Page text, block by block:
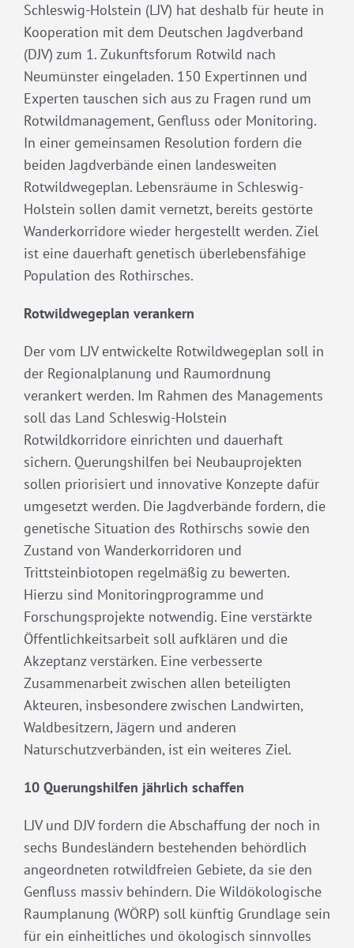
Schleswig-Holstein (LJV) hat deshalb für heute in
Kooperation mit dem Deutschen Jagdverband
(DJV) zum 1. Zukunftsforum Rotwild nach
Neumünster eingeladen. 150 Expertinnen und
Experten tauschen sich aus zu Fragen rund um
Rotwildmanagement, Genfluss oder Monitoring.
In einer gemeinsamen Resolution fordern die
beiden Jagdverbände einen landesweiten
Rotwildwegeplan. Lebensräume in Schleswig-
Holstein sollen damit vernetzt, bereits gestörte
Wanderkorridore wieder hergestellt werden. Ziel
ist eine dauerhaft genetisch überlebensfähige
Population des Rothirsches.
Rotwildwegeplan verankern
Der vom LJV entwickelte Rotwildwegeplan soll in
der Regionalplanung und Raumordnung
verankert werden. Im Rahmen des Managements
soll das Land Schleswig-Holstein
Rotwildkorridore einrichten und dauerhaft
sichern. Querungshilfen bei Neubauprojekten
sollen priorisiert und innovative Konzepte dafür
umgesetzt werden. Die Jagdverbände fordern, die
genetische Situation des Rothirschs sowie den
Zustand von Wanderkorridoren und
Trittsteinbiotopen regelmäßig zu bewerten.
Hierzu sind Monitoringprogramme und
Forschungsprojekte notwendig. Eine verstärkte
Öffentlichkeitsarbeit soll aufklären und die
Akzeptanz verstärken. Eine verbesserte
Zusammenarbeit zwischen allen beteiligten
Akteuren, insbesondere zwischen Landwirten,
Waldbesitzern, Jägern und anderen
Naturschutzverbänden, ist ein weiteres Ziel.
10 Querungshilfen jährlich schaffen
LJV und DJV fordern die Abschaffung der noch in
sechs Bundesländern bestehenden behördlich
angeordneten rotwildfreien Gebiete, da sie den
Genfluss massiv behindern. Die Wildökologische
Raumplanung (WÖRP) soll künftig Grundlage sein
für ein einheitliches und ökologisch sinnvolles